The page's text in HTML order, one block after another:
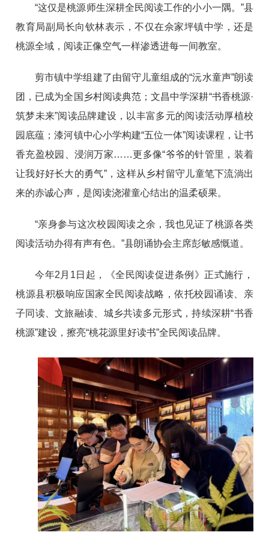
“这仅是桃源师生深耕全民阅读工作的小小一隅。”县
教育局副局长向钦林表示，不仅在佘家坪镇中学，还是
桃源全域，阅读正像空气一样渗透进每一间教室。
剪市镇中学组建了由留守儿童组成的“沅水童声”朗读
团，已成为全国乡村阅读典范；文昌中学深耕“书香桃源·
筑梦未来”阅读品牌建设，以丰富多元的阅读活动厚植校
园底蕴；漆河镇中心小学构建“五位一体”阅读课程，让书
香充盈校园、浸润万家……更多像“爷爷的针管里，装着
让我好好长大的勇气”，这样从乡村留守儿童笔下流淌出
来的赤诚心声，是阅读浇灌童心结出的温柔硕果。
“亲身参与这次校园阅读之余，我也见证了桃源各类
阅读活动办得有声有色。”县朗诵协会主席彭敏感慨道。
今年2月1日起，《全民阅读促进条例》正式施行，
桃源县积极响应国家全民阅读战略，依托校园诵读、亲
子同读、文旅融读、城乡共读多元形式，持续深耕“书香
桃源”建设，擦亮“桃花源里好读书”全民阅读品牌。